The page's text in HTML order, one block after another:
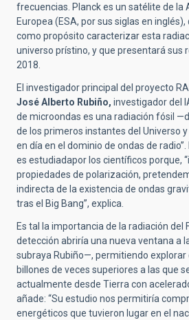
frecuencias. Planck es un satélite de la
Europea (ESA, por sus siglas en
como propósito caracterizar esta
universo prístino, y que presentará sus
2018.
El investigador principal del proyecto
José Alberto Rubiño, investigador del
de microondas es una radiación fósil
de los primeros instantes del Universo
en día en el dominio de ondas de
es estudiadapor los científicos porque,
propiedades de polarización,
indirecta de la existencia de ondas
tras el Big Bang”, explica.
Es tal la importancia de la radiación del
detección abriría una nueva ventana a
subraya Rubiño—, permitiendo explorar
billones de veces superiores a las que
actualmente desde Tierra con
añade: “Su estudio nos permitiría
energéticos que tuvieron lugar en el